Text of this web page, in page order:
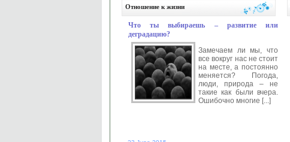
Отношение к жизни
Что ты выбираешь – развитие или
деградацию?
Замечаем ли мы, что
все вокруг нас не стоит
на месте, а постоянно
меняется? Погода,
люди, природа – не
такие как были вчера.
Ошибочно многие [...]